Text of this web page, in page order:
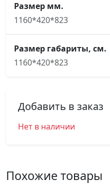
Размер мм.
1160*420*823
Размер габариты, см.
1160*420*823
Добавить в заказ
Нет в наличии
Похожие товары